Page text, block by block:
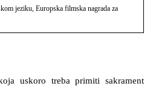
jeziku, Europska filmska nagrada za
uskoro treba primiti sakrament